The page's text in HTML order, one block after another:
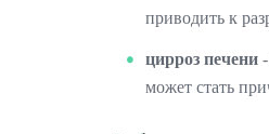
приводить к
цирроз печени
может стать